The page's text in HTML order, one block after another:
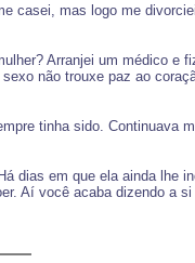
casei, mas logo me
Arranjei um médico e
não trouxe paz ao
tinha sido. Continuava
dias em que ela ainda lhe
Aí você acaba dizendo a